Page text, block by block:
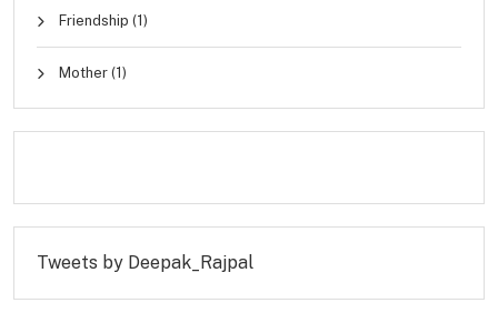
Friendship (1)
Mother (1)
Tweets by Deepak_Rajpal